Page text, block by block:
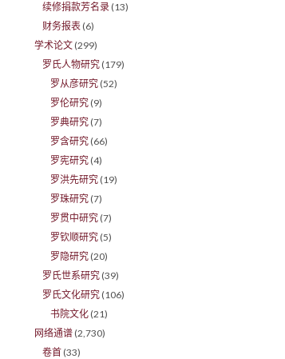
续修捐款芳名录 (13)
财务报表 (6)
学术论文 (299)
罗氏人物研究 (179)
罗从彦研究 (52)
罗伦研究 (9)
罗典研究 (7)
罗含研究 (66)
罗宪研究 (4)
罗洪先研究 (19)
罗珠研究 (7)
罗贯中研究 (7)
罗钦顺研究 (5)
罗隐研究 (20)
罗氏世系研究 (39)
罗氏文化研究 (106)
书院文化 (21)
网络通谱 (2,730)
卷首 (33)